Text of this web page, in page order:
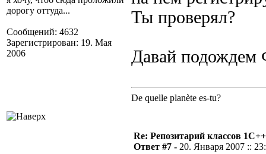
дорогу оттуда...
Сообщений: 4632
Зарегистрирован: 19. Мая
2006
Ты проверял?
Давай подождем
De quelle planète es-tu?
Re: Репозитарий классов
Ответ #7 - 20. Января 2007 ::